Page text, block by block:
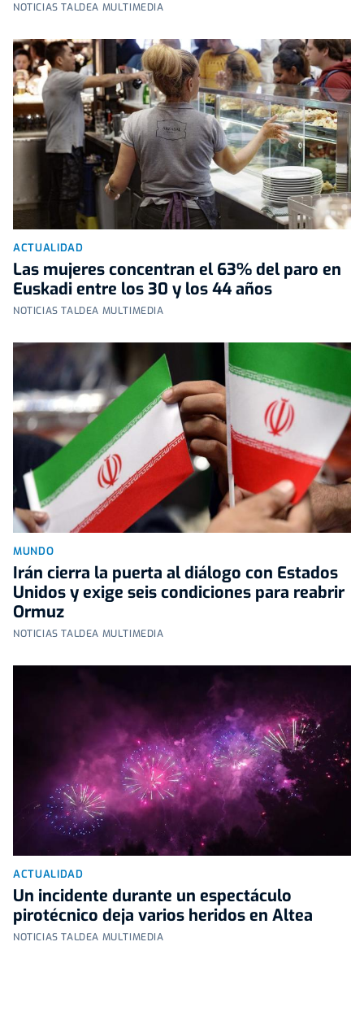
NOTICIAS TALDEA MULTIMEDIA
ACTUALIDAD
Las mujeres concentran el 63% del paro en
Euskadi entre los 30 y los 44 años
NOTICIAS TALDEA MULTIMEDIA
MUNDO
Irán cierra la puerta al diálogo con Estados
Unidos y exige seis condiciones para reabrir
Ormuz
NOTICIAS TALDEA MULTIMEDIA
ACTUALIDAD
Un incidente durante un espectáculo
pirotécnico deja varios heridos en Altea
NOTICIAS TALDEA MULTIMEDIA